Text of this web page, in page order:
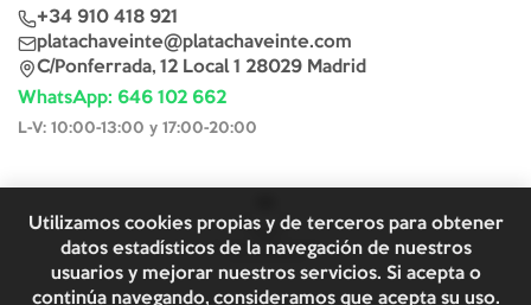
+34 910 418 921
platachaveinte@platachaveinte.com
C/Ponferrada, 12 Local 1 28029 Madrid
WhatsApp: 646 102 662
L-V: 10:00-13:00 y 17:00-20:00
Utilizamos cookies propias y de terceros para obtener
datos estadísticos de la navegación de nuestros
usuarios y mejorar nuestros servicios. Si acepta o
continúa navegando, consideramos que acepta su uso.